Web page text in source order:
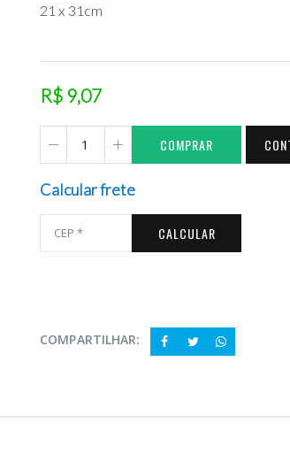
21 x 31cm
R$ 9,07
COMPRAR
Calcular frete
CALCULAR
COMPARTILHAR: